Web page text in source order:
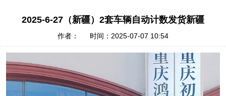
2025-6-27（新疆）2套车辆自动计数发货新疆
作者： 时间：2025-07-07 10:54